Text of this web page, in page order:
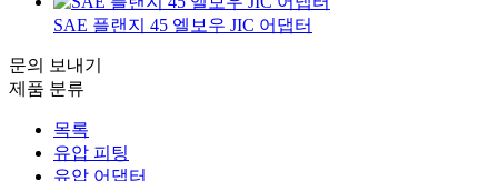
SAE 플랜지 45 엘보우 JIC 어댑터
문의 보내기
제품 분류
목록
유압 피팅
유압 어댑터